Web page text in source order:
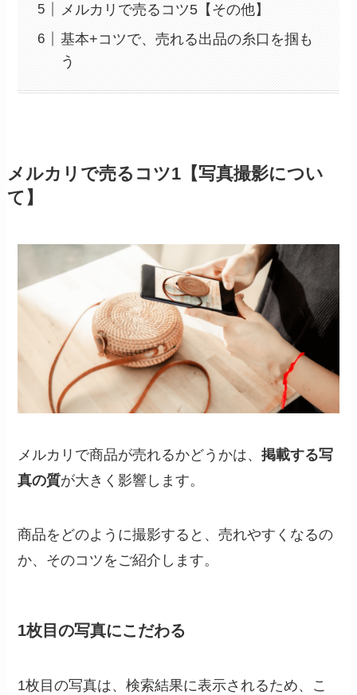
メルカリで売るコツ5【その他】
基本+コツで、売れる出品の糸口を掴も
う
メルカリで売るコツ1【写真撮影につい
て】
メルカリで商品が売れるかどうかは、掲載する写
真の質が大きく影響します。
商品をどのように撮影すると、売れやすくなるの
か、そのコツをご紹介します。
1枚目の写真にこだわる
1枚目の写真は、検索結果に表示されるため、こ